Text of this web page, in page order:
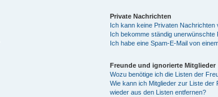
Private Nachrichten
Ich kann keine Privaten Nachrichten
Ich bekomme ständig unerwünschte
Ich habe eine Spam-E-Mail von
Freunde und ignorierte Mitglieder
Wozu benötige ich die Listen der
Wie kann ich Mitglieder zur Liste
wieder aus den Listen entfernen?